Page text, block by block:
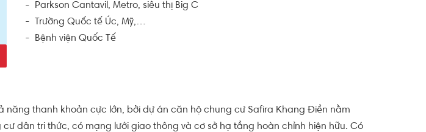
- Parkson Cantavil, Metro, siêu thị Big C
- Trường Quốc tế Úc, Mỹ,…
- Bệnh viện Quốc Tế
năng thanh khoản cực lớn, bởi dự án căn hộ chung cư Safira Khang Điền nằm
dân tri thức, có mạng lưới giao thông và cơ sở hạ tầng hoàn chỉnh hiện hữu. Có